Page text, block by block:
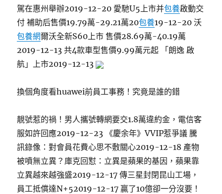
駕在惠州舉辦2019-12-20 愛馳U5上市并包養啟動交
付 補助后售價19.79萬-29.21萬20包養19-12-20 沃
包養網爾沃全新S60上市 售價28.69萬-40.19萬
2019-12-13 共4款車型售價9.99萬元起 「朗逸 啟
航」上市2019-12-13
換個角度看huawei前員工事務！究竟是誰的錯
靚號惹的禍！男人攜號轉網要交1.8萬違約金，電信客
服如許回應2019-12-23 《慶余年》VVIP惹爭議 騰
訊錄像：對會員花費心思不敷關心2019-12-18 產物
被噴無立異？庫克回懟：立異是蘋果的基因，蘋果靠
立異越來越強盛2019-12-17 傳三星封閉昆山工場，
員工抵償達N+52019-12-17 贏了10億卻一分沒要！